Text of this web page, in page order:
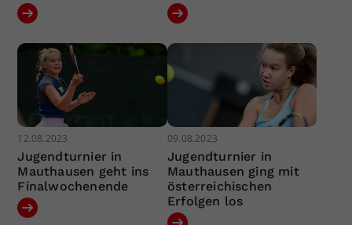
12.08.2023
Jugendturnier in
Mauthausen geht ins
Finalwochenende
09.08.2023
Jugendturnier in
Mauthausen ging mit
österreichischen
Erfolgen los